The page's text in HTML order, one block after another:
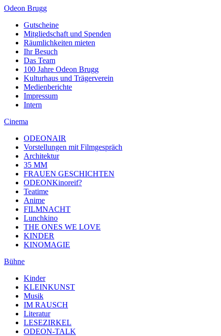
Odeon Brugg
Gutscheine
Mitgliedschaft und Spenden
Räumlichkeiten mieten
Ihr Besuch
Das Team
100 Jahre Odeon Brugg
Kulturhaus und Trägerverein
Medienberichte
Impressum
Intern
Cinema
ODEONAIR
Vorstellungen mit Filmgespräch
Architektur
35 MM
FRAUEN GESCHICHTEN
ODEONKinoreif?
Teatime
Anime
FILMNACHT
Lunchkino
THE ONES WE LOVE
KINDER
KINOMAGIE
Bühne
Kinder
KLEINKUNST
Musik
IM RAUSCH
Literatur
LESEZIRKEL
ODEON-TALK